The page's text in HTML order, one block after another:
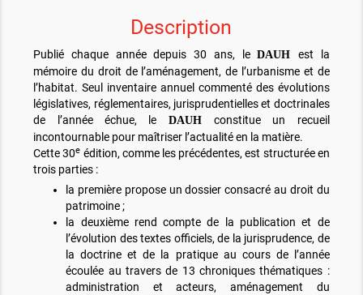
Description
Publié chaque année depuis 30 ans, leDAUH est la
mémoire du droit de l’aménagement, de l’urbanisme et de
l’habitat. Seul inventaire annuel commenté des évolutions
législatives, réglementaires, jurisprudentielles et doctrinales
de l’année échue, le DAUHconstitue un recueil
incontournable pour maîtriser l’actualité en la matière.
Cette 30e édition, comme les précédentes, est structurée en
trois parties :
la première propose un dossier consacré au droit du
patrimoine ;
la deuxième rend compte de la publication et de
l’évolution des textes officiels, de la jurisprudence, de
la doctrine et de la pratique au cours de l’année
écoulée au travers de 13 chroniques thématiques :
administration et acteurs, aménagement du